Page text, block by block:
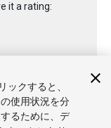
it a rating:
ックすると、
使用状況を分
るために、デ